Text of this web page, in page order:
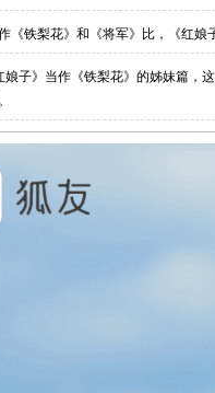
《铁梨花》和《将军》比，《红娘
娘子》当作《铁梨花》的姊妹篇，